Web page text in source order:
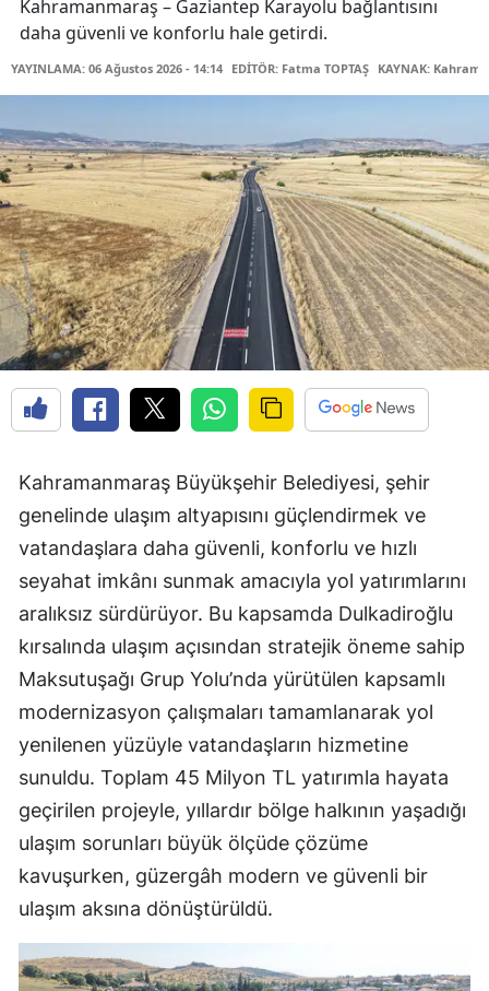
Kahramanmaraş – Gaziantep Karayolu bağlantısını
daha güvenli ve konforlu hale getirdi.
YAYINLAMA: 06 Ağustos 2026 - 14:14 EDİTÖR: Fatma TOPTAŞ KAYNAK:
Kahramanmaraş Büyükşehir Belediyesi, şehir
genelinde ulaşım altyapısını güçlendirmek ve
vatandaşlara daha güvenli, konforlu ve hızlı
seyahat imkânı sunmak amacıyla yol yatırımlarını
aralıksız sürdürüyor. Bu kapsamda Dulkadiroğlu
kırsalında ulaşım açısından stratejik öneme sahip
Maksutuşağı Grup Yolu’nda yürütülen kapsamlı
modernizasyon çalışmaları tamamlanarak yol
yenilenen yüzüyle vatandaşların hizmetine
sunuldu. Toplam 45 Milyon TL yatırımla hayata
geçirilen projeyle, yıllardır bölge halkının yaşadığı
ulaşım sorunları büyük ölçüde çözüme
kavuşurken, güzergâh modern ve güvenli bir
ulaşım aksına dönüştürüldü.